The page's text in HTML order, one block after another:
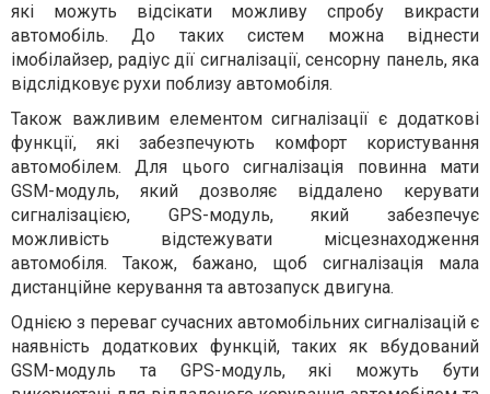
які можуть відсікати можливу спробу викрасти
автомобіль. До таких систем можна віднести
імобілайзер, радіус дії сигналізації, сенсорну панель, яка
відслідковує рухи поблизу автомобіля.
Також важливим елементом сигналізації є додаткові
функції, які забезпечують комфорт користування
автомобілем. Для цього сигналізація повинна мати
GSM-модуль, який дозволяє віддалено керувати
сигналізацією, GPS-модуль, який забезпечує
можливість відстежувати місцезнаходження
автомобіля. Також, бажано, щоб сигналізація мала
дистанційне керування та автозапуск двигуна.
Однією з переваг сучасних автомобільних сигналізацій є
наявність додаткових функцій, таких як вбудований
GSM-модуль та GPS-модуль, які можуть бути